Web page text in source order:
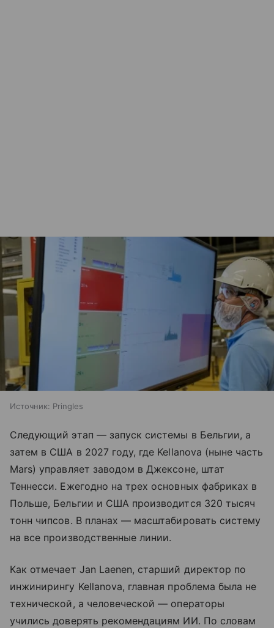
Источник: Pringles
Следующий этап — запуск системы в Бельгии, а
затем в США в 2027 году, где Kellanova (ныне часть
Mars) управляет заводом в Джексоне, штат
Теннесси. Ежегодно на трех основных фабриках в
Польше, Бельгии и США производится 320 тысяч
тонн чипсов. В планах — масштабировать систему
на все производственные линии.
Как отмечает Jan Laenen, старший директор по
инжинирингу Kellanova, главная проблема была не
технической, а человеческой — операторы
учились доверять рекомендациям ИИ. По словам